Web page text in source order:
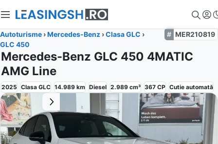
Autoturisme ›Mercedes-Benz ›Clasa GLC ›
GLC 450
MER210819
Mercedes-Benz GLC 450 4MATIC
AMG Line
2025 Clasa GLC 14.989 km Diesel 2.989 cm³ 367 CP Cutie automată